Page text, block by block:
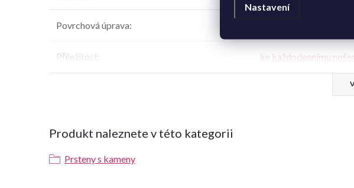
Nastavení
Povrchová úprava:
Příležitost ke každodennímu
Produkt naleznete v této kategorii
Prsteny s kameny